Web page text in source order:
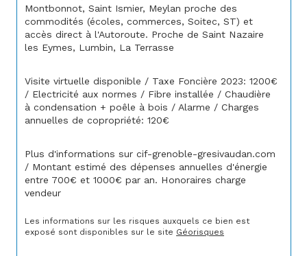
Montbonnot, Saint Ismier, Meylan proche des
commodités (écoles, commerces, Soitec, ST) et
accès direct à l'Autoroute. Proche de Saint Nazaire
les Eymes, Lumbin, La Terrasse
Visite virtuelle disponible / Taxe Foncière 2023: 1200€
/ Electricité aux normes / Fibre installée / Chaudière
à condensation + poêle à bois / Alarme / Charges
annuelles de copropriété: 120€
Plus d'informations sur cif-grenoble-gresivaudan.com
/ Montant estimé des dépenses annuelles d'énergie
entre 700€ et 1000€ par an. Honoraires charge
vendeur
Les informations sur les risques auxquels ce bien est
exposé sont disponibles sur le site Géorisques